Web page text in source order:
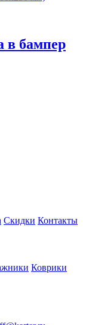
в бампер
Скидки Контакты
Коврики